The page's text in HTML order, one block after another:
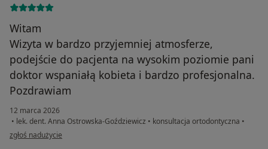
Witam
Wizyta w bardzo przyjemniej atmosferze,
podejście do pacjenta na wysokim poziomie pani
doktor wspaniałą kobieta i bardzo profesjonalna.
Pozdrawiam
12 marca 2026
• lek. dent. Anna Ostrowska-Goździewicz • konsultacja ortodontyczna •
w opinii użytkownika Katarzyna
zgłoś nadużycie